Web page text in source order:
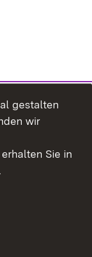
gestalten
wir
Sie in
.